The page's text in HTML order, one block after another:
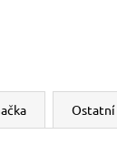
Ostatní